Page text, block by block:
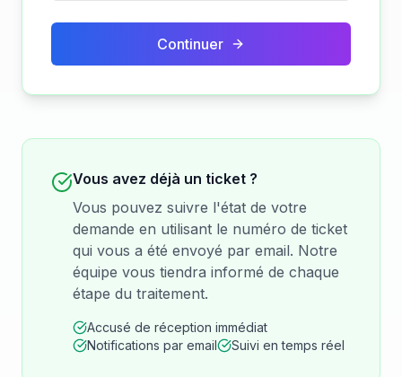
Continuer
Vous avez déjà un ticket ?
Vous pouvez suivre l'état de votre
demande en utilisant le numéro de ticket
qui vous a été envoyé par email. Notre
équipe vous tiendra informé de chaque
étape du traitement.
Accusé de réception immédiat
Notifications par email
Suivi en temps réel